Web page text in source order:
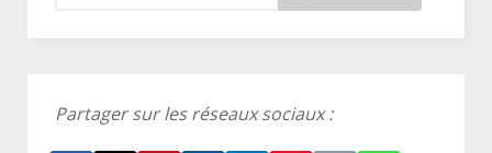
Partager sur les réseaux sociaux :